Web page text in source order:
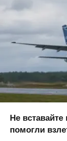
Не
помогли